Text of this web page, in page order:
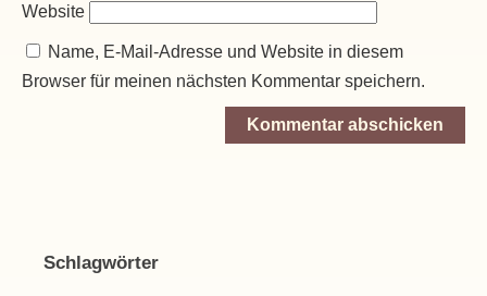
Website
Name, E-Mail-Adresse und Website in diesem
Browser für meinen nächsten Kommentar speichern.
Schlagwörter